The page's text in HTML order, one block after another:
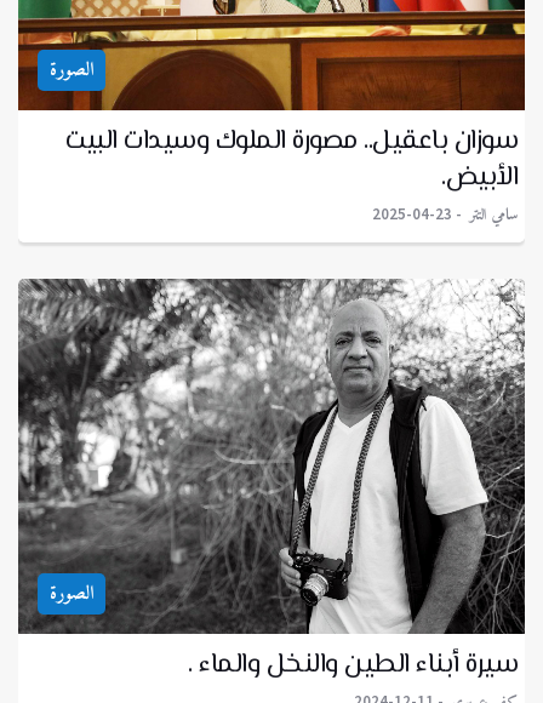
الصورة
سوزان باعقيل.. مصورة الملوك وسيدات البيت
الأبيض.
سامي التتر 2025-04-23
الصورة
سيرة أبناء الطين والنخل والماء .